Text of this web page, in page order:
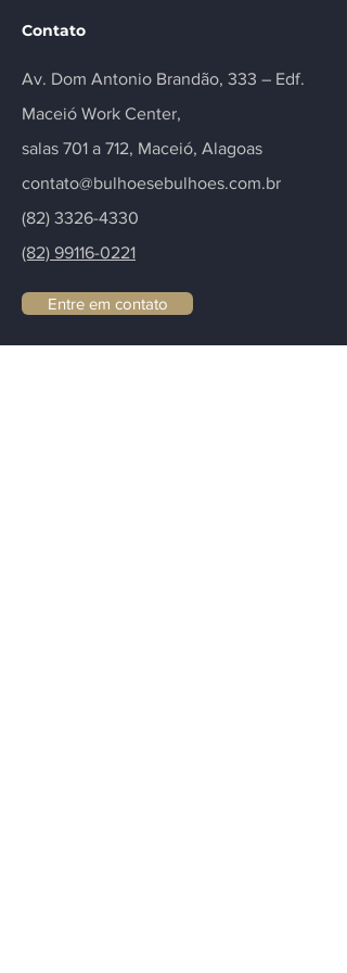
Contato
Av. Dom Antonio Brandão, 333 – Edf.
Maceió Work Center,
salas 701 a 712, Maceió, Alagoas
contato@bulhoesebulhoes.com.br
(82) 3326-4330
(82) 99116-0221
Entre em contato